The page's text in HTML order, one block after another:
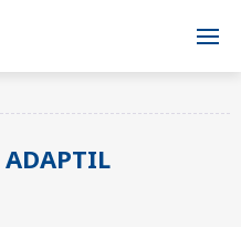
ADAPTIL